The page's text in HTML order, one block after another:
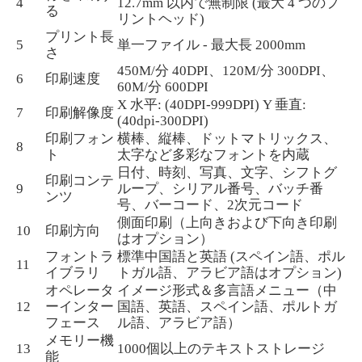
る
リントヘッド)
5
プリント長
さ
単一ファイル - 最大長 2000mm
6 印刷速度
450M/分 40DPI、120M/分 300DPI、
60M/分 600DPI
7
印刷解像度
X 水平: (40DPI-999DPI) Y 垂直:
(40dpi-300DPI)
8
印刷フォン
ト
横棒、縦棒、ドットマトリックス、
太字など多彩なフォントを内蔵
9
印刷コンテ
ンツ
日付、時刻、写真、文字、シフトグ
ループ、シリアル番号、バッチ番
号、バーコード、2次元コード
10
印刷方向
側面印刷（上向きおよび下向き印刷
はオプション）
11
フォントラ
イブラリ
標準中国語と英語 (スペイン語、ポル
トガル語、アラビア語はオプション)
12
オペレータ
ーインター
フェース
イメージ形式＆多言語メニュー（中
国語、英語、スペイン語、ポルトガ
ル語、アラビア語）
13
メモリー機
能
1000個以上のテキストストレージ